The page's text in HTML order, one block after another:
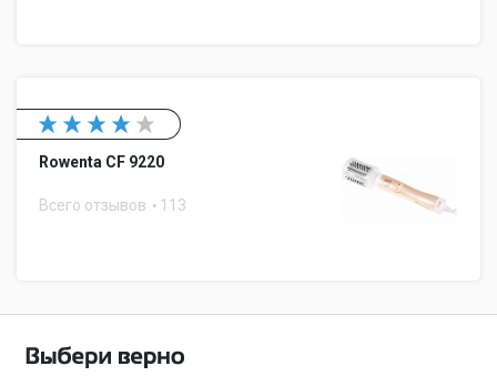
Rowenta CF 9220
Всего отзывов 113